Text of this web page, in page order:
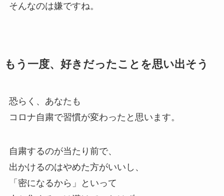
そんなのは嫌ですね。
もう一度、好きだったことを思い出そう
恐らく、あなたも
コロナ自粛で習慣が変わったと思います。
自粛するのが当たり前で、
出かけるのはやめた方がいいし、
「密になるから」といって